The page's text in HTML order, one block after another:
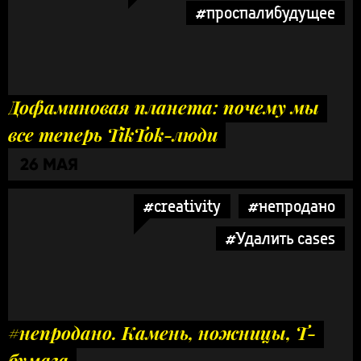
#проспалибудущее
Дофаминовая планета: почему мы
все теперь TikTok-люди
26 МАЯ
#creativity
#непродано
#Удалить cases
#непродано. Камень, ножницы, Т-